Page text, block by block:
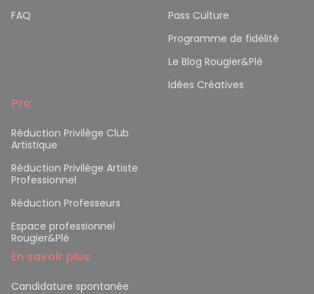
FAQ
Pass Culture
Programme de fidélité
Le Blog Rougier&Plé
Idées Créatives
Pro
Réduction Privilège Club
Artistique
Réduction Privilège Artiste
Professionnel
Réduction Professeurs
Espace professionnel
Rougier&Plé
En savoir plus
Candidature spontanée